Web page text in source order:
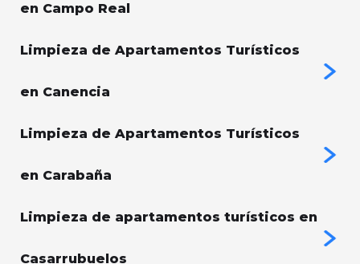
en Campo Real
Limpieza de Apartamentos Turísticos
en Canencia
Limpieza de Apartamentos Turísticos
en Carabaña
Limpieza de apartamentos turísticos en
Casarrubuelos